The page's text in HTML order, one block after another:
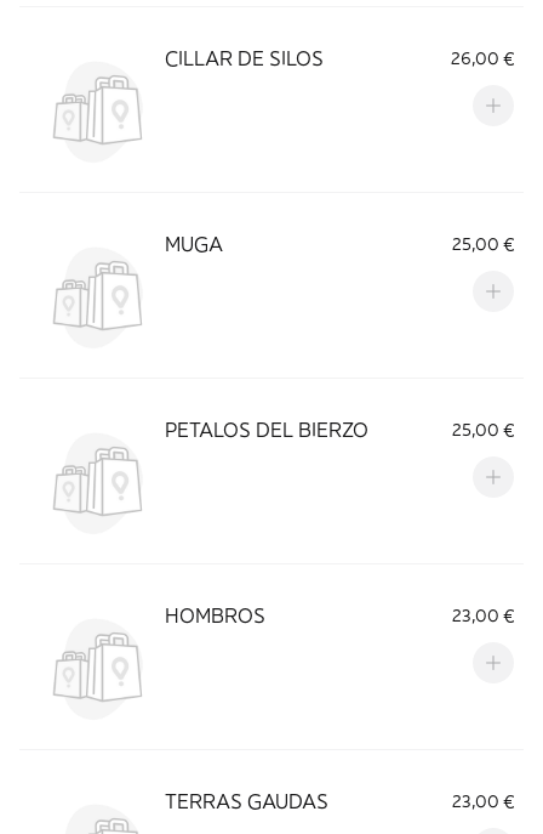
CILLAR DE SILOS 26,00 €
MUGA 25,00 €
PETALOS DEL BIERZO 25,00 €
HOMBROS 23,00 €
TERRAS GAUDAS 23,00 €